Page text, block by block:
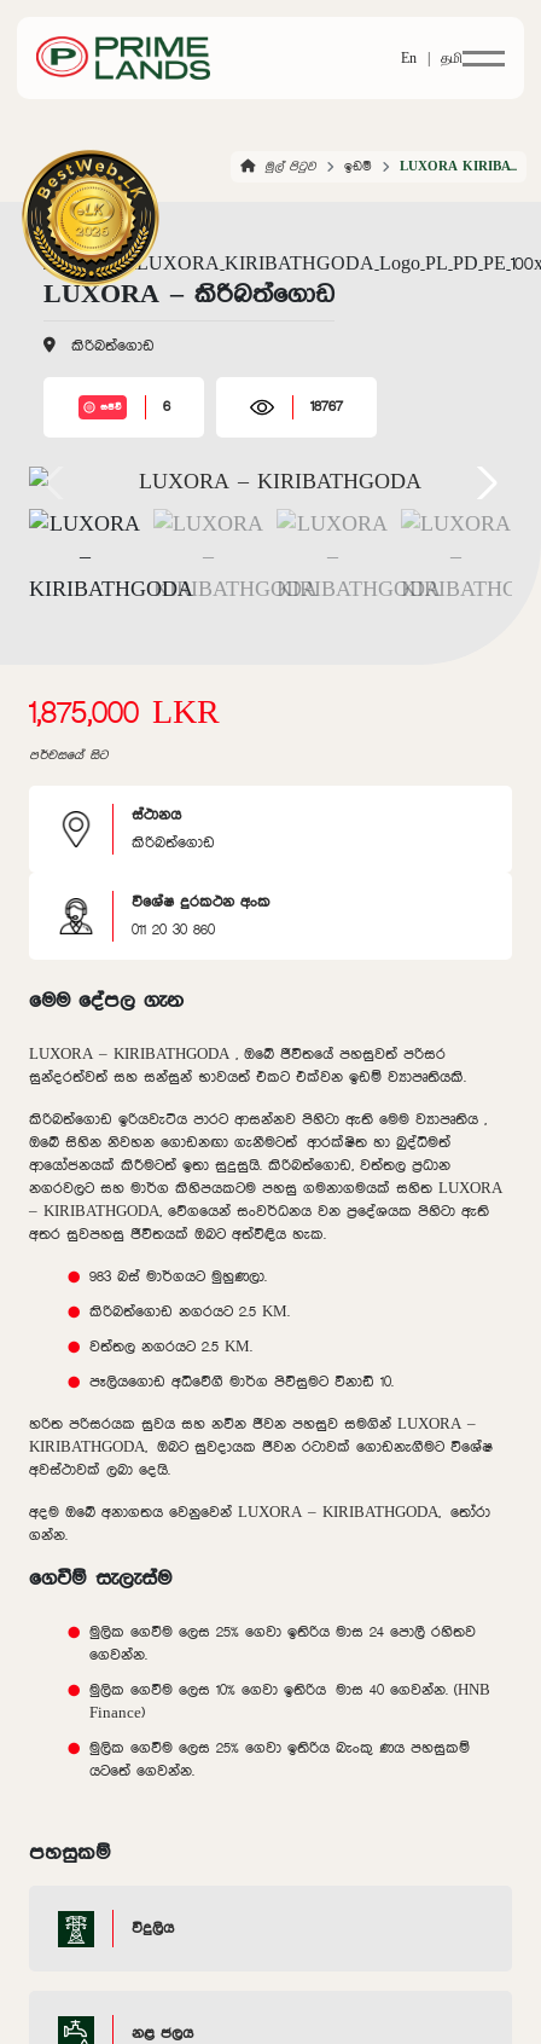
En | தமி
මුල් පිටුව ඉඩම් LUXORA KIRIBATHGODA
LUXORA – කිරිබත්ගොඩ
කිරිබත්ගොඩ
සජීවී 6 18767
1,875,000 LKR
පර්චසයේ සිට
ස්ථානය
කිරිබත්ගොඩ
විශේෂ දුරකථන අංක
011 20 30 860
මෙම දේපල ගැන
LUXORA – KIRIBATHGODA , ඔබේ ජීවිතයේ පහසුවත් පරිසර
සුන්දරත්වත් සහ සන්සුන් භාවයත් එකට එක්වන ඉඩම් ව්‍යාපෘතියකි.
කිරිබත්ගොඩ ඉරියවැටිය පාරට ආසන්නව පිහිටා ඇති මෙම ව්‍යාපෘතිය ,
ඔබේ සිහින නිවහන ගොඩනඟා ගැනීමටත් ආරක්ෂිත හා බුද්ධිමත්
ආයෝජනයක් කිරීමටත් ඉතා සුදුසුයි. කිරිබත්ගොඩ, වත්තල ප්‍රධාන
නගරවලට සහ මාර්ග කිහිපයකටම පහසු ගමනාගමයක් සහිත LUXORA
– KIRIBATHGODA, වේගයෙන් සංවර්ධනය වන ප්‍රදේශයක පිහිටා ඇති
අතර සුවපහසු ජීවිතයක් ඔබට අත්විඳිය හැක.
983 බස් මාර්ගයට මුහුණලා.
කිරිබත්ගොඩ නගරයට 2.5 KM.
වත්තල නගරයට 2.5 KM.
පෑලියගොඩ අධිවේගී මාර්ග පිවිසුමට විනාඩි 10.
හරිත පරිසරයක සුවය සහ නවීන ජීවන පහසුව සමගින් LUXORA –
KIRIBATHGODA, ඔබට සුවදායක ජීවන රටාවක් ගොඩනැගීමට විශේෂ
අවස්ථාවක් ලබා දෙයි.
අදම ඔබේ අනාගතය වෙනුවෙන් LUXORA – KIRIBATHGODA, තෝරා
ගන්න.
ගෙවීම් සැලැස්ම
මුලික ගෙවීම ලෙස 25% ගෙවා ඉතිරිය මාස 24 පොලී රහිතව
ගෙවන්න.
මුලික ගෙවීම ලෙස 10% ගෙවා ඉතිරිය මාස 40 ගෙවන්න. (HNB
Finance)
මුලික ගෙවීම ලෙස 25% ගෙවා ඉතිරිය බැංකු ණය පහසුකම්
යටතේ ගෙවන්න.
පහසුකම්
විදුලිය
නළ ජලය